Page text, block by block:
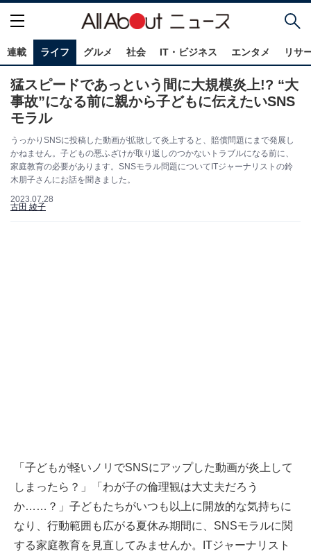
連載 ライフ グルメ 社会 IT・ビジネス エンタメ リサ
猛スピードであっという間に大規模炎上!? “大
事故”になる前に親から子どもに伝えたいSNS
モラル
うっかりSNSに投稿した動画が拡散して炎上すると、賠償問題にまで発展し
かねません。子どもの悪ふざけが取り返しのつかないトラブルになる前に、
家庭教育の必要があります。SNSモラル問題についてITジャーナリストの鈴
木朋子さんにお話を聞きました。
2023.07.28
古田 綾子
「子どもが軽いノリでSNSにアップした動画が炎上して
しまったら？」「わが子の倫理観は大丈夫だろう
か……？」子どもたちがいつも以上に開放的な気持ちに
なり、行動範囲も広がる夏休み期間に、SNSモラルに関
する家庭教育を見直してみませんか。ITジャーナリスト